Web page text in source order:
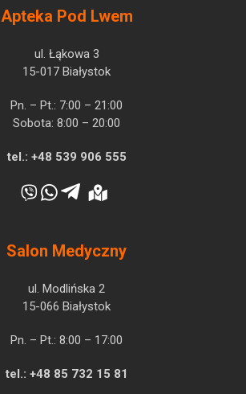
Apteka Pod Lwem
ul. Łąkowa 3
15-017 Białystok
Pn. – Pt.: 7:00 – 21:00
Sobota: 8:00 – 20:00
tel.: +48 539 906 555
Salon Medyczny
ul. Modlińska 2
15-066 Białystok
Pn. – Pt.: 8:00 – 17:00
tel.: +48 85 732 15 81